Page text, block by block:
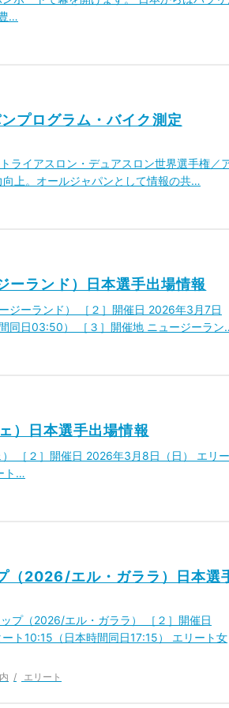
…
プログラム・バイク測定
ライアスロン・デュアスロン世界選手権／
上。オールジャパンとして情報の共…
ランド）日本選手出場情報
ジーランド） ［２］開催日 2026年3月7日
同日03:50） ［３］開催地 ニュージーラ
）日本選手出場情報
［２］開催日 2026年3月8日（日） エリー
ト…
（2026/エル・ガララ）日本選
プ（2026/エル・ガララ） ［２］開催日
ト10:15（日本時間同日17:15） エリート女
エリート